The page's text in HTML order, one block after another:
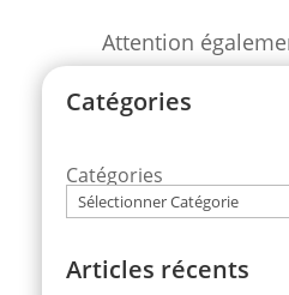
Attention
violents qui ne
de se déclencher à
région entre
exigeant !
Catégories
Catégories
Articles récents